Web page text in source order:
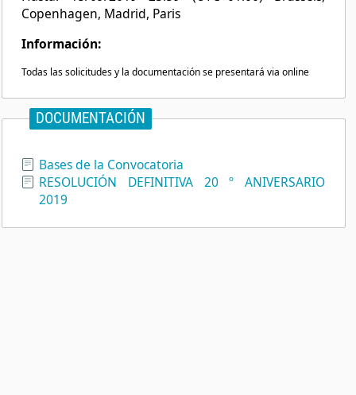
Copenhagen, Madrid, Paris
Información:
Todas las solicitudes y la documentación se presentará via online
DOCUMENTACIÓN
Bases de la Convocatoria
RESOLUCIÓN DEFINITIVA 20 º ANIVERSARIO
2019